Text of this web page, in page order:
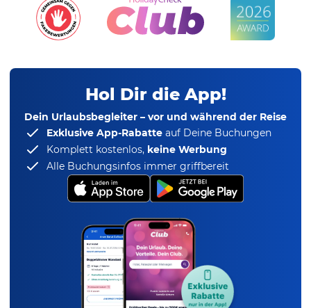
Hol Dir die App!
Dein Urlaubsbegleiter – vor und während der Reise
Exklusive App-Rabatte auf Deine Buchungen
Komplett kostenlos, keine Werbung
Alle Buchungsinfos immer griffbereit